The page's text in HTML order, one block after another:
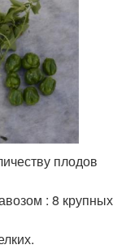
плодов
: 8 крупных